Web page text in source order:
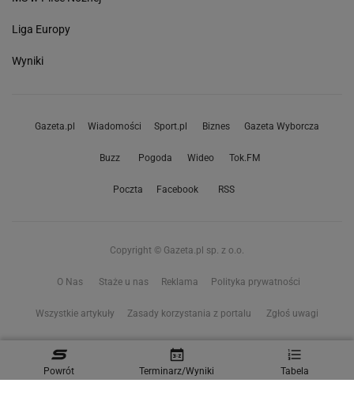
Powrót Terminarz/Wyniki Tabela
Liga Europy
Wyniki
Gazeta.pl Wiadomości Sport.pl Biznes Gazeta Wyborcza
Buzz Pogoda Wideo Tok.FM
Poczta Facebook RSS
Copyright © Gazeta.pl sp. z o.o.
O Nas Staże u nas Reklama Polityka prywatności
Wszystkie artykuły Zasady korzystania z portalu Zgłoś uwagi